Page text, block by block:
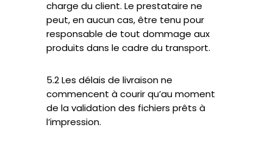
charge du client. Le prestataire ne
peut, en aucun cas, être tenu pour
responsable de tout dommage aux
produits dans le cadre du transport.
5.2 Les délais de livraison ne
commencent à courir qu’au moment
de la validation des fichiers prêts à
l’impression.